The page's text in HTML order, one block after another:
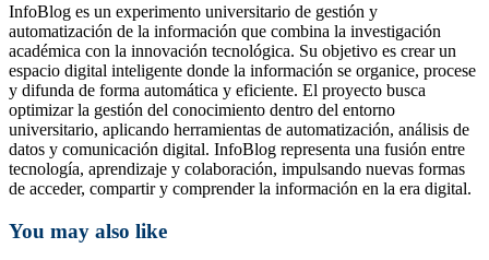
InfoBlog es un experimento universitario de gestión y
automatización de la información que combina la investigación
académica con la innovación tecnológica. Su objetivo es crear un
espacio digital inteligente donde la información se organice, procese
y difunda de forma automática y eficiente. El proyecto busca
optimizar la gestión del conocimiento dentro del entorno
universitario, aplicando herramientas de automatización, análisis de
datos y comunicación digital. InfoBlog representa una fusión entre
tecnología, aprendizaje y colaboración, impulsando nuevas formas
de acceder, compartir y comprender la información en la era digital.
You may also like